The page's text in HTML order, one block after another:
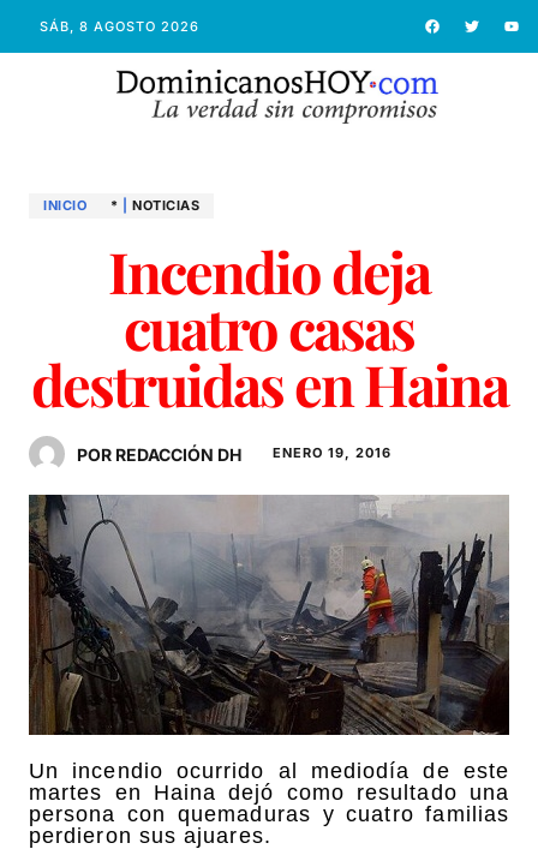
SÁB, 8 AGOSTO 2026
INICIO * NOTICIAS
Incendio deja
cuatro casas
destruidas en Haina
POR REDACCIÓN DH ENERO 19, 2016
Un incendio ocurrido al mediodía de este
martes en Haina dejó como resultado una
persona con quemaduras y cuatro familias
perdieron sus ajuares.